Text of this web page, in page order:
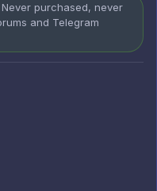
purchased, never
and Telegram